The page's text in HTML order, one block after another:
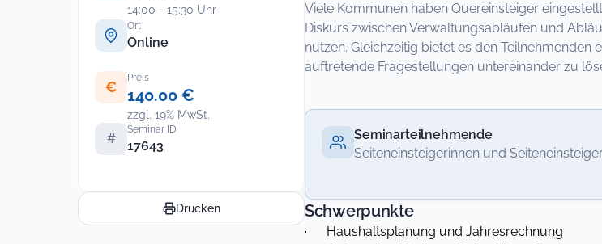
14:00 - 15:30 Uhr
Ort
Online
€
Preis
140.00 €
zzgl. 19% MwSt.
#
Seminar ID
17643
Drucken
Viele Kommunen haben Quereinsteiger
Diskurs zwischen Verwaltungsabläufen und
nutzen. Gleichzeitig bietet es den Teilnehmenden
auftretende Fragestellungen untereinander zu
Seminarteilnehmende
Seiteneinsteigerinnen und
Schwerpunkte
· Haushaltsplanung und Jahresrechnung